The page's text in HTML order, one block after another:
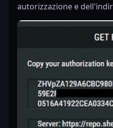
autorizzazione e